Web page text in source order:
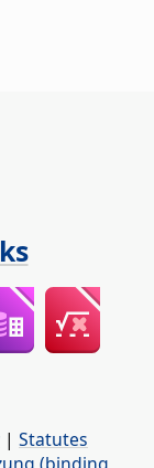
| Statutes
(binding